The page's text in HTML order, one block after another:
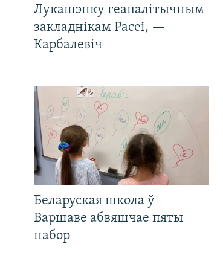
Лукашэнку геапалітычным
закладнікам Расеі, —
Карбалевіч
Беларуская школа ў
Варшаве абвяшчае пяты
набор